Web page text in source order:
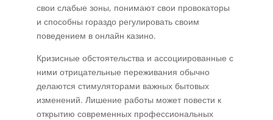
свои слабые зоны, понимают свои провокаторы
и способны гораздо регулировать своим
поведением в онлайн казино.
Кризисные обстоятельства и ассоциированные с
ними отрицательные переживания обычно
делаются стимуляторами важных бытовых
изменений. Лишение работы может повести к
открытию современных профессиональных